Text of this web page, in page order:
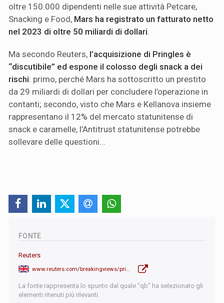
oltre 150.000 dipendenti nelle sue attività Petcare,
Snacking e Food, Mars ha registrato un fatturato netto
nel 2023 di oltre 50 miliardi di dollari.
Ma secondo Reuters, l’acquisizione di Pringles è
“discutibile” ed espone il colosso degli snack a dei
rischi: primo, perché Mars ha sottoscritto un prestito
da 29 miliardi di dollari per concludere l’operazione in
contanti; secondo, visto che Mars e Kellanova insieme
rappresentano il 12% del mercato statunitense di
snack e caramelle, l’Antitrust statunitense potrebbe
sollevare delle questioni...
FONTE
Reuters
La fonte rappresenta lo spunto dal quale "qb" ha selezionato gli
elementi ritenuti più rilevanti.